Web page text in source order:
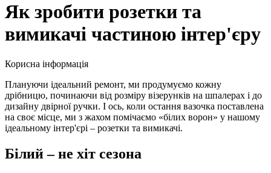
Як зробити розетки та
вимикачі частиною інтер'єру
Корисна інформація
Плануючи ідеальний ремонт, ми продумуємо кожну
дрібницю, починаючи від розміру візерунків на шпалерах і до
дизайну двірної ручки. І ось, коли остання вазочка поставлена
на своє місце, ми з жахом помічаємо «білих ворон» у нашому
ідеальному інтер'єрі – розетки та вимикачі.
Білий – не хіт сезона